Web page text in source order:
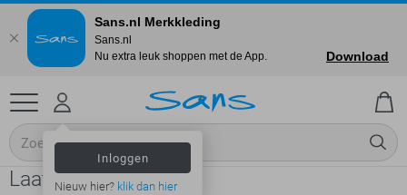
Inloggen
Nieuw hier? klik dan hier
Laat je inspireren
Sans.nl Merkkleding
Sans.nl
Nu extra leuk shoppen met de App.
Download